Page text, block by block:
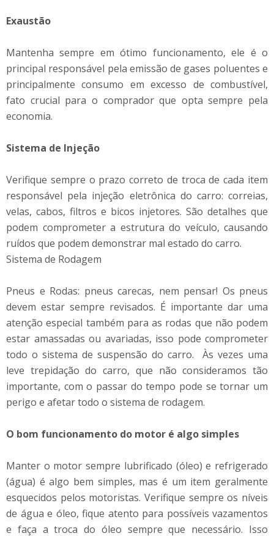
Exaustão
Mantenha sempre em ótimo funcionamento, ele é o
principal responsável pela emissão de gases poluentes e
principalmente consumo em excesso de combustível,
fato crucial para o comprador que opta sempre pela
economia.
Sistema de Injeção
Verifique sempre o prazo correto de troca de cada item
responsável pela injeção eletrônica do carro: correias,
velas, cabos, filtros e bicos injetores. São detalhes que
podem comprometer a estrutura do veículo, causando
ruídos que podem demonstrar mal estado do carro.
Sistema de Rodagem
Pneus e Rodas: pneus carecas, nem pensar! Os pneus
devem estar sempre revisados. É importante dar uma
atenção especial também para as rodas que não podem
estar amassadas ou avariadas, isso pode comprometer
todo o sistema de suspensão do carro. Às vezes uma
leve trepidação do carro, que não consideramos tão
importante, com o passar do tempo pode se tornar um
perigo e afetar todo o sistema de rodagem.
O bom funcionamento do motor é algo simples
Manter o motor sempre lubrificado (óleo) e refrigerado
(água) é algo bem simples, mas é um item geralmente
esquecidos pelos motoristas. Verifique sempre os níveis
de água e óleo, fique atento para possíveis vazamentos
e faça a troca do óleo sempre que necessário. Isso